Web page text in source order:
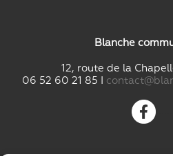
Blanche
12, route de la
06 52 60 21 85 I
....